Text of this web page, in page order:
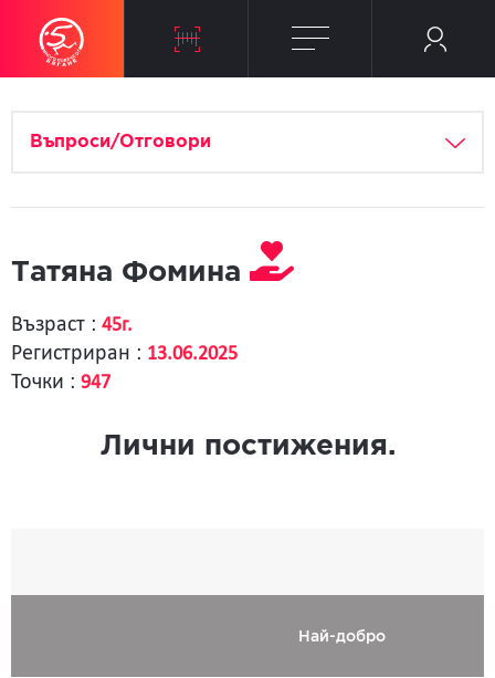
Въпроси/Отговори
Татяна Фомина
Възраст : 45г.
Регистриран : 13.06.2025
Точки : 947
Лични постижения.
Най-добро